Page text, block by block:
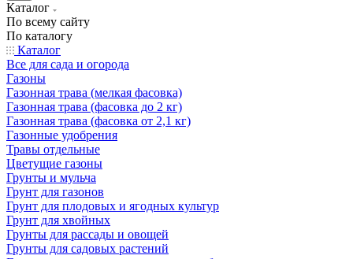
Каталог
По всему сайту
По каталогу
Каталог
Все для сада и огорода
Газоны
Газонная трава (мелкая фасовка)
Газонная трава (фасовка до 2 кг)
Газонная трава (фасовка от 2,1 кг)
Газонные удобрения
Травы отдельные
Цветущие газоны
Грунты и мульча
Грунт для газонов
Грунт для плодовых и ягодных культур
Грунт для хвойных
Грунты для рассады и овощей
Грунты для садовых растений